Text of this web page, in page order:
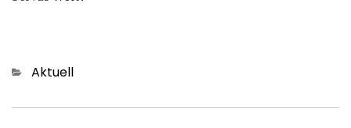
Categories
Aktuell